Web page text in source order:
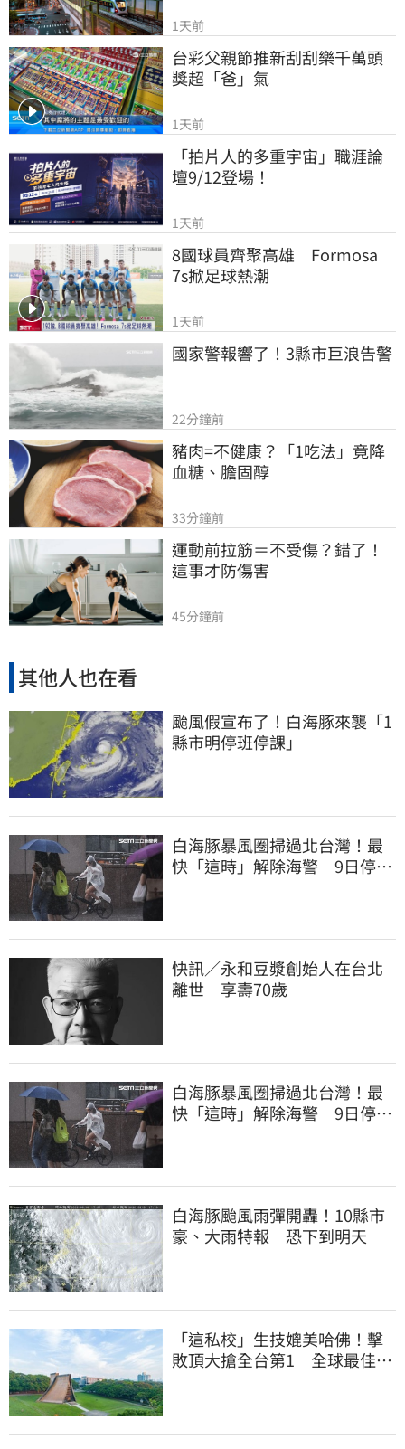
1天前
台彩父親節推新刮刮樂千萬頭
獎超「爸」氣
1天前
「拍片人的多重宇宙」職涯論
壇9/12登場！
1天前
8國球員齊聚高雄　Formosa
7s掀足球熱潮
1天前
國家警報響了！3縣市巨浪告警
22分鐘前
豬肉=不健康？「1吃法」竟降
血糖、膽固醇
33分鐘前
運動前拉筋＝不受傷？錯了！
這事才防傷害
45分鐘前
其他人也在看
颱風假宣布了！白海豚來襲「1
縣市明停班停課」
白海豚暴風圈掃過北台灣！最
快「這時」解除海警 9日停班
快訊／永和豆漿創始人在台北
離世 享壽70歲
白海豚暴風圈掃過北台灣！最
快「這時」解除海警 9日停班
白海豚颱風雨彈開轟！10縣市
豪、大雨特報 恐下到明天
「這私校」生技媲美哈佛！擊
敗頂大搶全台第1 全球最佳大